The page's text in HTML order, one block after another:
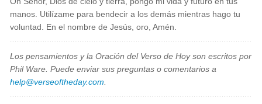
manos. Utilízame para bendecir a los demás mientras hago tu
voluntad. En el nombre de Jesús, oro, Amén.
Los pensamientos y la Oración del Verso de Hoy son escritos por
Phil Ware. Puede enviar sus preguntas o comentarios a
help@verseoftheday.com